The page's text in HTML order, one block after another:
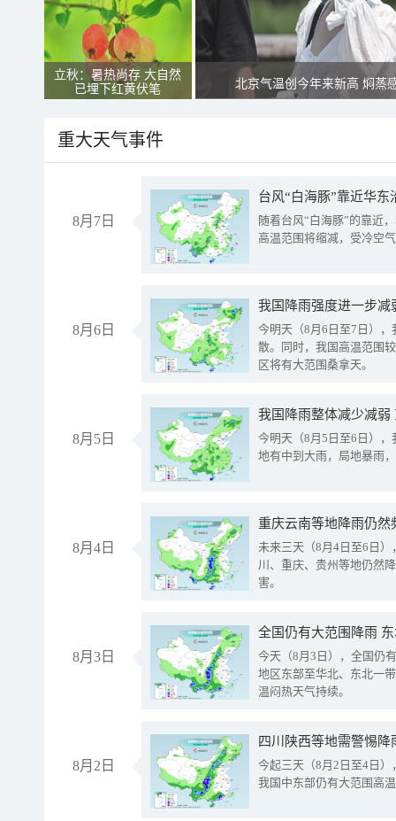
立秋：暑热尚存 大自然
已埋下红黄伏笔
北京气温创今年来新高 焖蒸
重大天气事件
8月7日
台风“白海豚”靠近华
随着台风“白海豚”的靠近
高温范围将缩减，受冷空
8月6日
今明天（8月6日至7日）
散。同时，我国高温范围
区将有大范围桑拿天。
8月5日
我国降雨整体减少减弱
今明天（8月5日至6日）
地有中到大雨，局地暴雨
8月4日
重庆云南等地降雨仍然
未来三天（8月4日至6日
川、重庆、贵州等地仍然
害。
8月3日
全国仍有大范围降雨
今天（8月3日），全国仍
地区东部至华北、东北一
温闷热天气持续。
8月2日
今起三天（8月2日至4日
我国中东部仍有大范围高